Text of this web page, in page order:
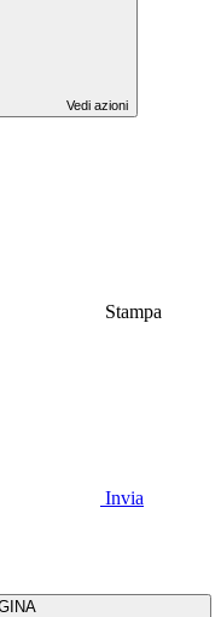
Vedi azioni
Stampa
Invia